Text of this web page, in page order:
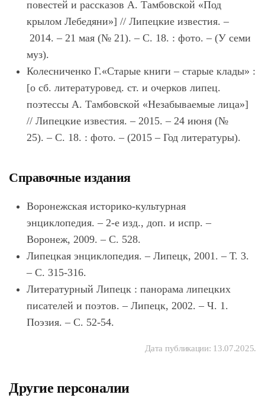
повестей и рассказов А. Тамбовской «Под
крылом Лебедяни»] // Липецкие известия. –
2014. – 21 мая (№ 21). – С. 18. : фото. – (У семи
муз).
Колесниченко Г.«Старые книги – старые клады» :
[о сб. литературовед. ст. и очерков липец.
поэтессы А. Тамбовской «Незабываемые лица»]
// Липецкие известия. – 2015. – 24 июня (№
25). – С. 18. : фото. – (2015 – Год литературы).
Справочные издания
Воронежская историко-культурная
энциклопедия. – 2-е изд., доп. и испр. –
Воронеж, 2009. – С. 528.
Липецкая энциклопедия. – Липецк, 2001. – Т. 3.
– С. 315-316.
Литературный Липецк : панорама липецких
писателей и поэтов. – Липецк, 2002. – Ч. 1.
Поэзия. – С. 52-54.
Дата публикации: 13.07.2025.
Другие персоналии
Орлов Александр